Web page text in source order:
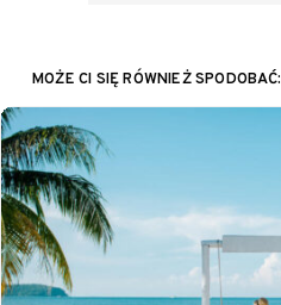
MOŻE CI SIĘ RÓWNIEŻ SPODOBAĆ: